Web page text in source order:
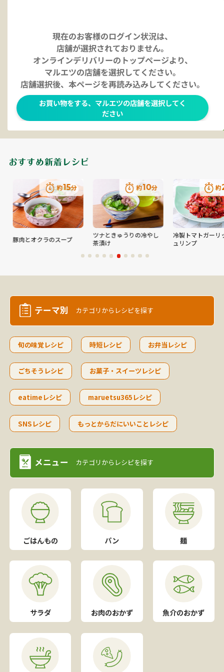
約15分 約10分
ツナときゅうりの冷やし
約
冷製トマトガーリ
テーマ別
旬の味覚レシピ 時短レシピ お弁当レシピ
ごちそうレシピ お菓子・スイーツレシピ
eatimeレシピ maruetsu365レシピ
SNSレシピ もっとからだにいいことレシピ
メニュー
ごはんもの パン 麺
サラダ お肉のおかず 魚介のおかず